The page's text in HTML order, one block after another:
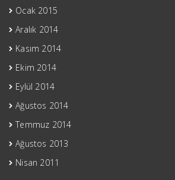
Ocak 2015
Aralık 2014
Kasım 2014
Ekim 2014
Eylül 2014
Ağustos 2014
Temmuz 2014
Ağustos 2013
Nisan 2011